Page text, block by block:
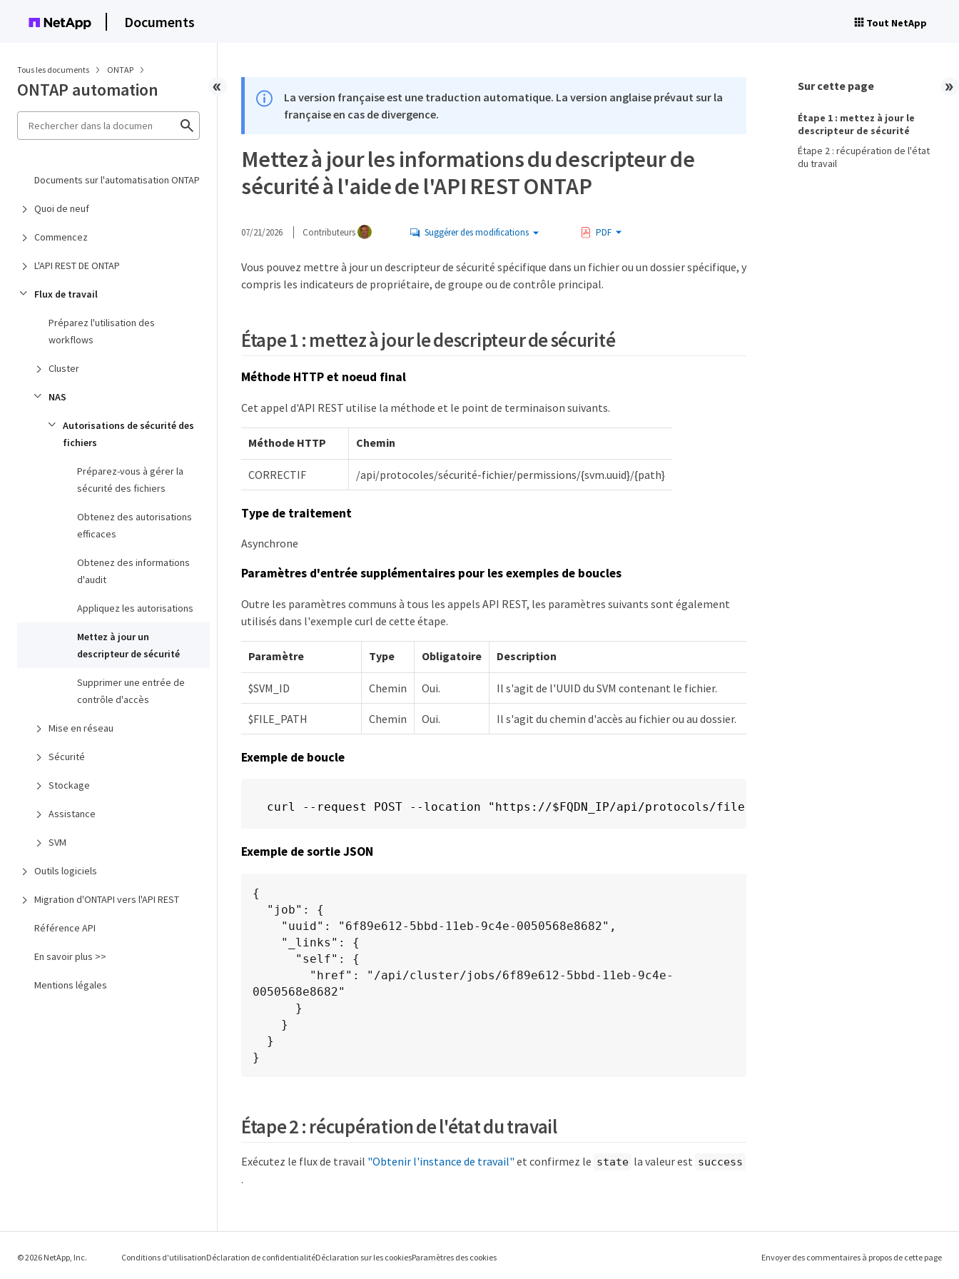
Documents Tout NetApp
Tous les documents ONTAP
ONTAP automation
Documents sur l'automatisation ONTAP
Quoi de neuf
Commencez
L'API REST DE ONTAP
Flux de travail
Préparez l'utilisation des
workflows
Cluster
NAS
Autorisations de sécurité des
fichiers
Préparez-vous à gérer la
sécurité des fichiers
Obtenez des autorisations
efficaces
Obtenez des informations
d'audit
Appliquez les autorisations
Mettez à jour un
descripteur de sécurité
Supprimer une entrée de
contrôle d'accès
Mise en réseau
Sécurité
Stockage
Assistance
SVM
Outils logiciels
Migration d'ONTAPI vers l'API REST
Référence API
En savoir plus >>
Mentions légales
La version française est une traduction automatique. La version anglaise prévaut sur la
française en cas de divergence.
Mettez à jour les informations du descripteur de
sécurité à l'aide de l'API REST ONTAP
07/21/2026 Contributeurs Suggérer des modifications PDF
Vous pouvez mettre à jour un descripteur de sécurité spécifique dans un fichier ou un dossier spécifique, y
compris les indicateurs de propriétaire, de groupe ou de contrôle principal.
Étape 1 : mettez à jour le descripteur de sécurité
Méthode HTTP et noeud final
Cet appel d'API REST utilise la méthode et le point de terminaison suivants.
Méthode HTTP Chemin
CORRECTIF /api/protocoles/sécurité-fichier/permissions/{svm.uuid}/{path}
Type de traitement
Asynchrone
Paramètres d'entrée supplémentaires pour les exemples de boucles
Outre les paramètres communs à tous les appels API REST, les paramètres suivants sont également
utilisés dans l'exemple curl de cette étape.
Paramètre Type Obligatoire Description
$SVM_ID Chemin Oui. Il s'agit de l'UUID du SVM contenant le fichier.
$FILE_PATH Chemin Oui. Il s'agit du chemin d'accès au fichier ou au dossier.
Exemple de boucle
curl --request POST --location "https://$FQDN_IP/api/protocols/file-security/permissions/
Exemple de sortie JSON
{
0050568e8682"
}
Étape 2 : récupération de l'état du travail
Exécutez le flux de travail "Obtenir l'instance de travail" et confirmez le state la valeur est success
.
Sur cette page
Étape 1 : mettez à jour le
descripteur de sécurité
Étape 2 : récupération de l'état
du travail
© 2026 NetApp, Inc. Conditions d'utilisationDéclaration de confidentialitéDéclaration sur les cookiesParamètres des cookies Envoyer des commentaires à propos de cette page